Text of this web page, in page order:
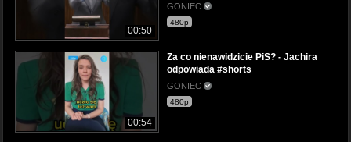
00:50
GONIEC
480p
00:54
Za co nienawidzicie PiS? - Jachira
odpowiada #shorts
GONIEC
480p